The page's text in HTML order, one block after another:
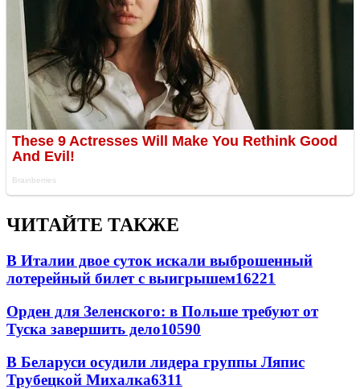
ЧИТАЙТЕ ТАКЖЕ
В Италии двое суток искали выброшенный
лотерейный билет с выигрышем16221
Орден для Зеленского: в Польше требуют от
Туска завершить дело10590
В Беларуси осудили лидера группы Ляпис
Трубецкой Михалка6311